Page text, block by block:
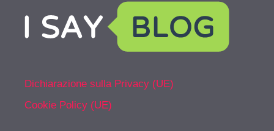
Dichiarazione sulla Privacy (UE)
Cookie Policy (UE)